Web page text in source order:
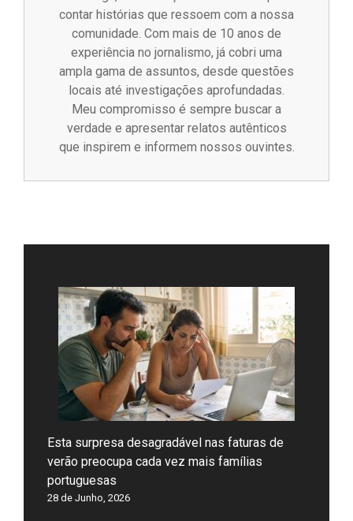
contar histórias que ressoem com a nossa
comunidade. Com mais de 10 anos de
experiência no jornalismo, já cobri uma
ampla gama de assuntos, desde questões
locais até investigações aprofundadas.
Meu compromisso é sempre buscar a
verdade e apresentar relatos autênticos
que inspirem e informem nossos ouvintes.
Esta surpresa desagradável nas faturas de
verão preocupa cada vez mais famílias
portuguesas
28 de Junho, 2026